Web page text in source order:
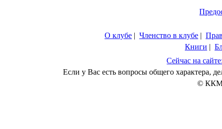
О клубе | Членство в клубе |
Книги |
Сейчас на
Если у Вас есть вопросы общего характера,
© ККМ